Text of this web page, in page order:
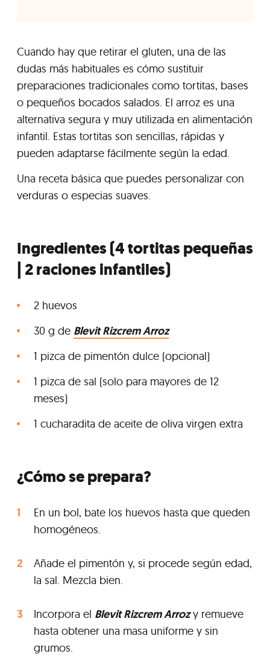
Cuando hay que retirar el gluten, una de las
dudas más habituales es cómo sustituir
preparaciones tradicionales como tortitas, bases
o pequeños bocados salados. El arroz es una
alternativa segura y muy utilizada en alimentación
infantil. Estas tortitas son sencillas, rápidas y
pueden adaptarse fácilmente según la edad.
Una receta básica que puedes personalizar con
verduras o especias suaves.
Ingredientes (4 tortitas pequeñas
| 2 raciones infantiles)
2 huevos
30 g de Blevit Rizcrem Arroz
1 pizca de pimentón dulce (opcional)
1 pizca de sal (solo para mayores de 12
meses)
1 cucharadita de aceite de oliva virgen extra
¿Cómo se prepara?
En un bol, bate los huevos hasta que queden
homogéneos.
Añade el pimentón y, si procede según edad,
la sal. Mezcla bien.
Incorpora el Blevit Rizcrem Arrozy remueve
hasta obtener una masa uniforme y sin
grumos.